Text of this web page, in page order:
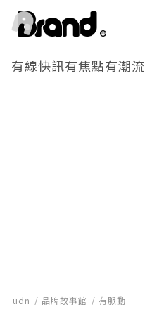
有線快訊有焦點有潮流
udn 品牌故事館 有脈動